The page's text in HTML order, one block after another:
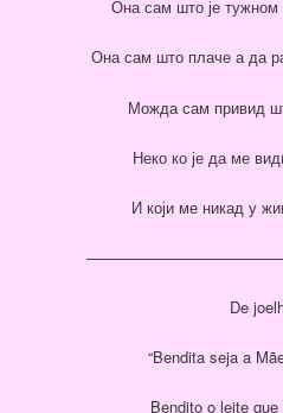
Она сам што је тужном
Она сам што плаче а да
Можда сам привид
Неко ко је да ме
И који ме никад у
De
“Bendita seja a
Bendito o leite